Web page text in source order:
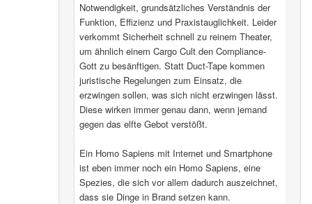
Notwendigkeit, grundsätzliches Verständnis der
Funktion, Effizienz und Praxistauglichkeit. Leider
verkommt Sicherheit schnell zu reinem Theater,
um ähnlich einem Cargo Cult den Compliance-
Gott zu besänftigen. Statt Duct-Tape kommen
juristische Regelungen zum Einsatz, die
erzwingen sollen, was sich nicht erzwingen lässt.
Diese wirken immer genau dann, wenn jemand
gegen das elfte Gebot verstößt.
Ein Homo Sapiens mit Internet und Smartphone
ist eben immer noch ein Homo Sapiens, eine
Spezies, die sich vor allem dadurch auszeichnet,
dass sie Dinge in Brand setzen kann.